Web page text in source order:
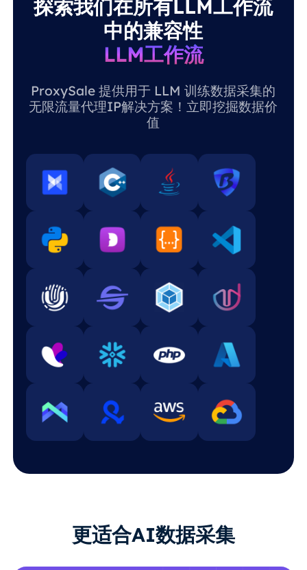
探索我们在所有LLM工作流
中的兼容性
LLM工作流
ProxySale 提供用于 LLM 训练数据采集的
无限流量代理IP解决方案！立即挖掘数据价
值
更适合AI数据采集